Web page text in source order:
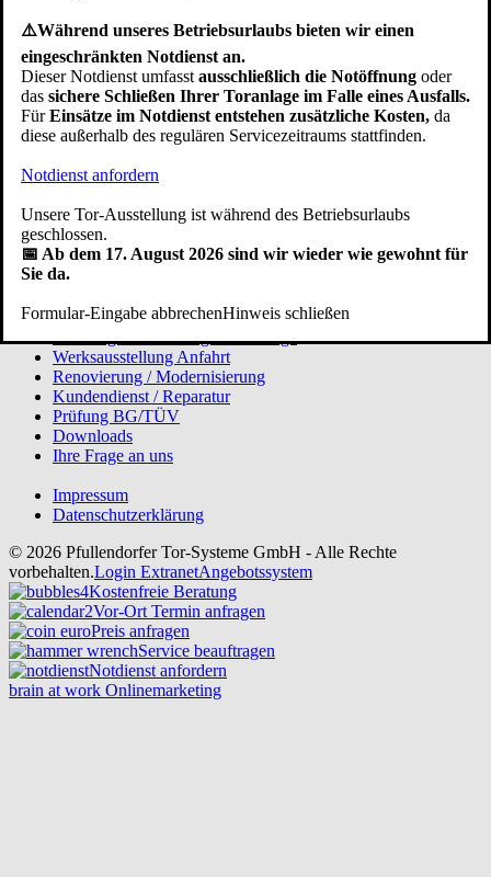
⚠️Während unseres Betriebsurlaubs bieten wir einen
eingeschränkten Notdienst an.
Dieser Notdienst umfasstausschließlich die Notöffnung oder
das sichere Schließen Ihrer Toranlage im Falle eines Ausfalls.
FürEinsätze im Notdienst entstehen zusätzliche Kosten, da
diese außerhalb des regulären Servicezeitraums stattfinden.
Notdienst anfordern
Unsere Tor-Ausstellung ist während des Betriebsurlaubs
geschlossen.
📅 Ab dem 17. August 2026 sind wir wieder wie gewohnt für
Sie da.
Formular-Eingabe abbrechenHinweis schließen
Häufig besucht:
Garagentor Kaufberatung
Torsysteme im Vergleich
Modernisieren
Garagentor Bildgalerie
Ersatzteile bestellen
Auf Google werden wir mit Ø 4.0 Sternen bei 110 Rezensionen
bewertet.
Beratungstermin / Angebotsanfrage
Werksausstellung Anfahrt
Renovierung / Modernisierung
Kundendienst / Reparatur
Prüfung BG/TÜV
Downloads
Ihre Frage an uns
Impressum
Datenschutzerklärung
© 2026 Pfullendorfer Tor-Systeme GmbH - Alle Rechte
vorbehalten.Login ExtranetAngebotssystem
Kostenfreie Beratung
Vor-Ort Termin anfragen
Preis anfragen
Service beauftragen
Notdienst anfordern
brain at work Onlinemarketing